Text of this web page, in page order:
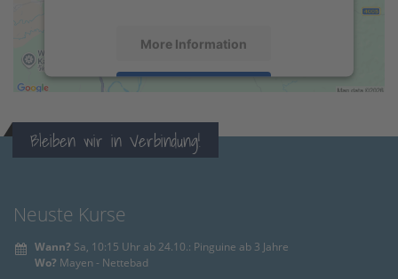
More Information
powered byUsercentrics Consent
Management Platform&eRecht24
Bleiben wir in Verbindung!
Neuste Kurse
Wann? Sa, 10:15 Uhr ab 24.10.: Pinguine ab 3 Jahre
Wo? Mayen - Nettebad